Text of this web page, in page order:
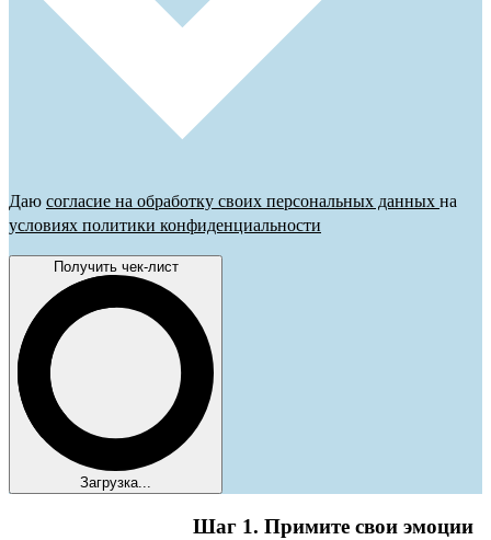
Даю согласие на обработку своих персональных данных на
условиях политики конфиденциальности
Получить чек-лист
Загрузка...
Шаг 1. Примите свои эмоции